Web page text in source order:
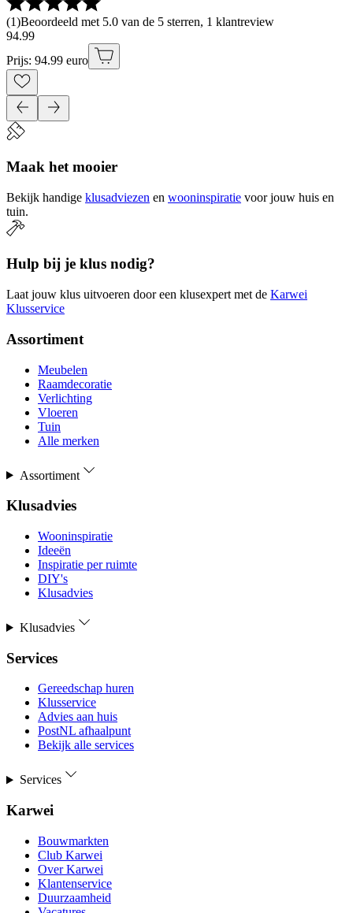
(1)Beoordeeld met 5.0 van de 5 sterren, 1 klantreview
94.99
Prijs: 94.99 euro
Maak het mooier
Bekijk handige klusadviezen en wooninspiratie voor jouw huis en
tuin.
Hulp bij je klus nodig?
Laat jouw klus uitvoeren door een klusexpert met de Karwei
Klusservice
Assortiment
Meubelen
Raamdecoratie
Verlichting
Vloeren
Tuin
Alle merken
Assortiment
Klusadvies
Wooninspiratie
Ideeën
Inspiratie per ruimte
DIY's
Klusadvies
Klusadvies
Services
Gereedschap huren
Klusservice
Advies aan huis
PostNL afhaalpunt
Bekijk alle services
Services
Karwei
Bouwmarkten
Club Karwei
Over Karwei
Klantenservice
Duurzaamheid